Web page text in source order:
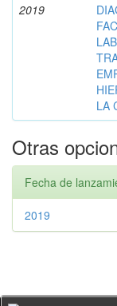
2019
LA
Otras
Fecha de
2019